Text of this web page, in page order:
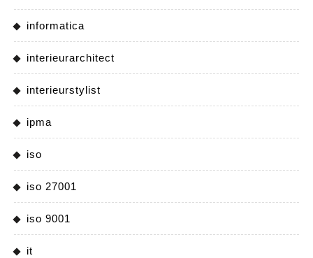
informatica
interieurarchitect
interieurstylist
ipma
iso
iso 27001
iso 9001
it